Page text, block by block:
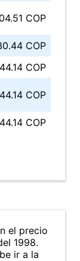
COP
COP
COP
COP
COP
el precio
1998.
ir a la